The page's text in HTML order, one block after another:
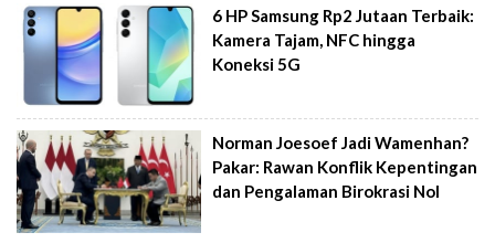
6 HP Samsung Rp2 Jutaan Terbaik:
Kamera Tajam, NFC hingga
Koneksi 5G
Norman Joesoef Jadi Wamenhan?
Pakar: Rawan Konflik Kepentingan
dan Pengalaman Birokrasi Nol